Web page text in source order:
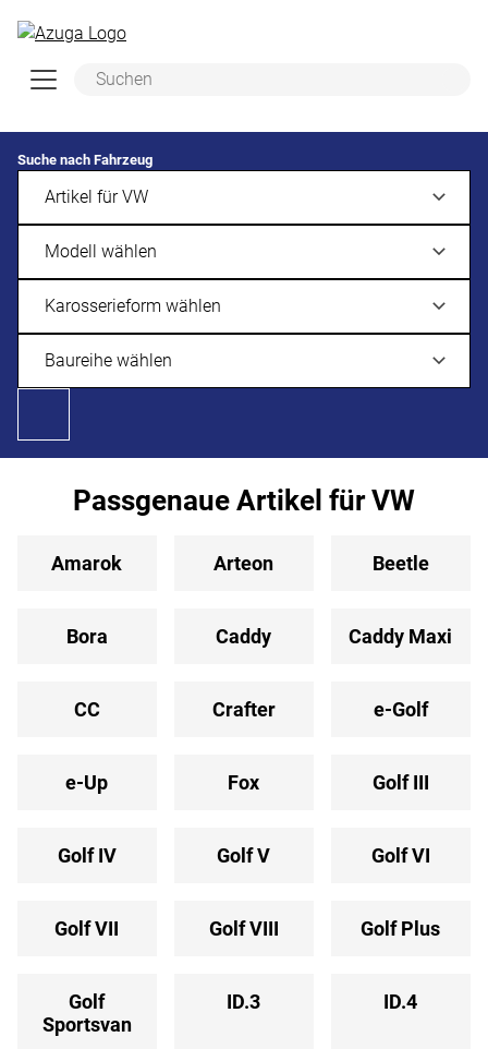
Suche nach Fahrzeug
Passgenaue Artikel für VW
Amarok Arteon Beetle
Bora Caddy Caddy Maxi
CC Crafter e-Golf
e-Up Fox Golf III
Golf IV Golf V Golf VI
Golf VII Golf VIII Golf Plus
Golf
Sportsvan
ID.3 ID.4